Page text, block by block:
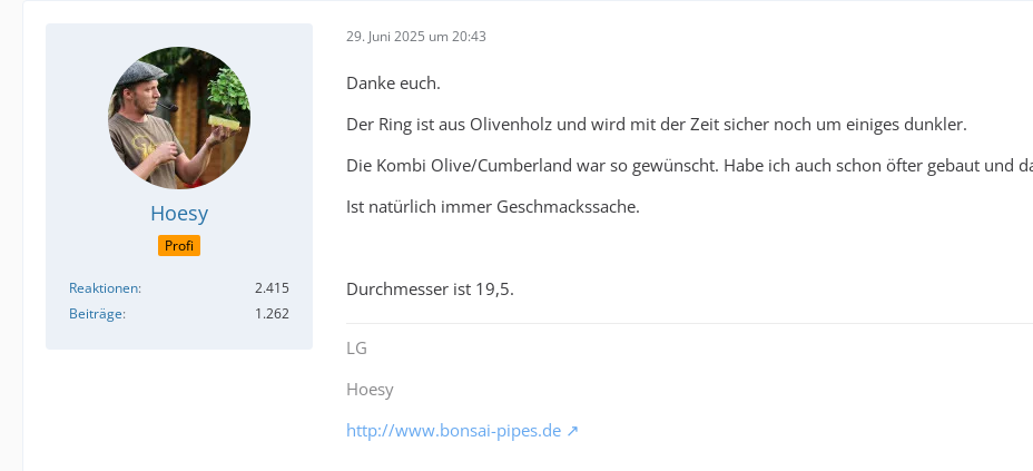
Hoesy
Profi
Reaktionen
2.415
Beiträge
1.262
29. Juni 2025 um 20:43
Danke euch.
Der Ring ist aus Olivenholz und wird mit der Zeit sicher noch um einiges dunkler.
Die Kombi Olive/Cumberland war so gewünscht. Habe ich auch schon öfter gebaut und
Ist natürlich immer Geschmackssache.
Durchmesser ist 19,5.
LG
Hoesy
http://www.bonsai-pipes.de